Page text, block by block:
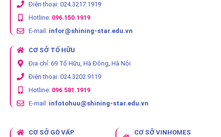
Điện thoại: 024.3217.1919
Hotline: 096.150.1919
E-mail: infor@shining-star.edu.vn
CƠ SỞ TỐ HỮU
Địa chỉ: 69 Tố Hữu, Hà Đông, Hà Nội
Điện thoại: 024.3202.9119
Hotline: 096.581.1919
E-mail: infotohuu@shining-star.edu.vn
CƠ SỞ GÒ VẤP
CƠ SỞ VINHOMES